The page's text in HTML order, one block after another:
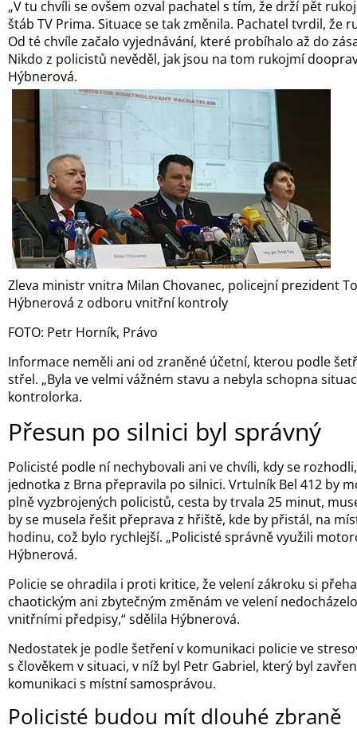
„V tu chvíli se ovšem ozval pachatel s tím, že drží pět
štáb TV Prima. Situace se tak změnila. Pachatel tvrdil, že
Od té chvíle začalo vyjednávání, které probíhalo až do
Nikdo z policistů nevěděl, jak jsou na tom rukojmí
Hýbnerová.
Zleva ministr vnitra Milan Chovanec, policejní prezident
Hýbnerová z odboru vnitřní kontroly
FOTO: Petr Horník, Právo
Informace neměli ani od zraněné účetní, kterou podle
střel. „Byla ve velmi vážném stavu a nebyla schopna
kontrolorka.
Přesun po silnici byl správný
Policisté podle ní nechybovali ani ve chvíli, kdy se
jednotka z Brna přepravila po silnici. Vrtulník Bel 412 by
plně vyzbrojených policistů, cesta by trvala 25 minut,
by se musela řešit přeprava z hřiště, kde by přistál, na
hodinu, což bylo rychlejší. „Policisté správně využili
Hýbnerová.
Policie se ohradila i proti kritice, že velení zákroku si
chaotickým ani zbytečným změnám ve velení
vnitřními předpisy,“ sdělila Hýbnerová.
Nedostatek je podle šetření v komunikaci policie ve
s člověkem v situaci, v níž byl Petr Gabriel, který byl
komunikaci s místní samosprávou.
Policisté budou mít dlouhé zbraně